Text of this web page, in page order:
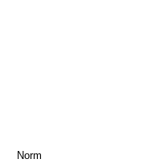
Norm